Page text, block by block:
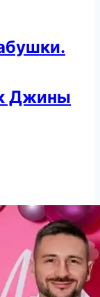
Джины